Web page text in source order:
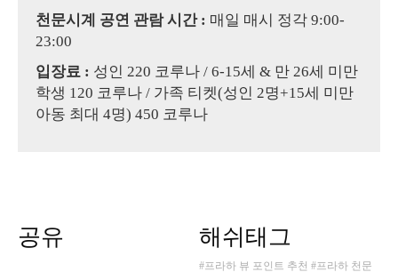
천문시계 공연 관람 시간 : 매일 매시 정각 9:00-
23:00
입장료 : 성인 220 코루나 / 6-15세 & 만 26세 미만
학생 120 코루나 / 가족 티켓(성인 2명+15세 미만
아동 최대 4명) 450 코루나
공유 해쉬태그
#프라하 뷰 포인트 추천 #프라하 천문